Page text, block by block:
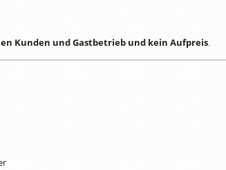
Kunden und Gastbetrieb und kein Aufpreis.